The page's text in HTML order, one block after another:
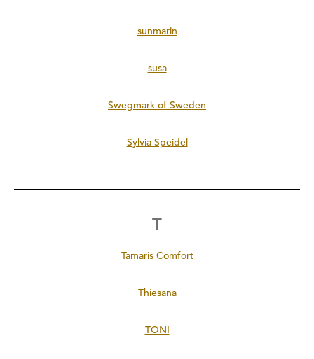
sunmarin
susa
Swegmark of Sweden
Sylvia Speidel
T
Tamaris Comfort
Thiesana
TONI